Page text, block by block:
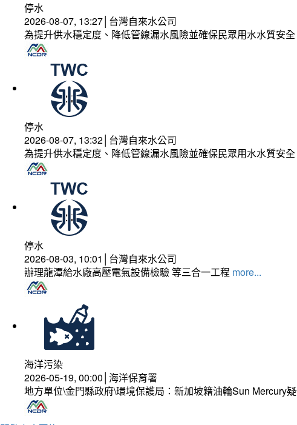
停水
2026-08-07, 13:27│台灣自來水公司
為提升供水穩定度、降低管線漏水風險並確保民眾用水水質安
停水
2026-08-07, 13:32│台灣自來水公司
為提升供水穩定度、降低管線漏水風險並確保民眾用水水質安
停水
2026-08-03, 10:01│台灣自來水公司
辦理龍潭給水廠高壓電氣設備檢驗 等三合一工程 more...
海洋污染
2026-05-19, 00:00│海洋保育署
地方單位\金門縣政府\環境保護局：新加坡籍油輪Sun Mercury